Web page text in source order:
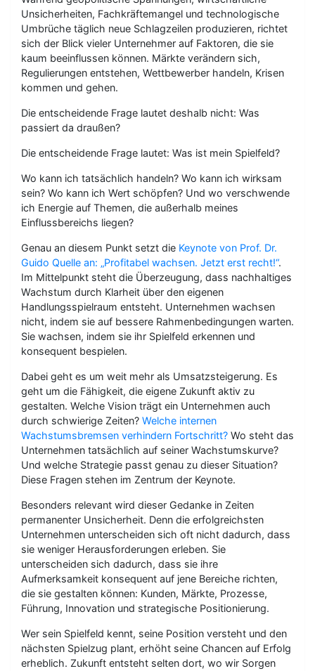
Unsicherheiten, Fachkräftemangel und technologische
Umbrüche täglich neue Schlagzeilen produzieren, richtet
sich der Blick vieler Unternehmer auf Faktoren, die sie
kaum beeinflussen können. Märkte verändern sich,
Regulierungen entstehen, Wettbewerber handeln, Krisen
kommen und gehen.
Die entscheidende Frage lautet deshalb nicht: Was
passiert da draußen?
Die entscheidende Frage lautet: Was ist mein Spielfeld?
Wo kann ich tatsächlich handeln? Wo kann ich wirksam
sein? Wo kann ich Wert schöpfen? Und wo verschwende
ich Energie auf Themen, die außerhalb meines
Einflussbereichs liegen?
Genau an diesem Punkt setzt die Keynote von Prof. Dr.
Guido Quelle an: „Profitabel wachsen. Jetzt erst recht!“.
Im Mittelpunkt steht die Überzeugung, dass nachhaltiges
Wachstum durch Klarheit über den eigenen
Handlungsspielraum entsteht. Unternehmen wachsen
nicht, indem sie auf bessere Rahmenbedingungen warten.
Sie wachsen, indem sie ihr Spielfeld erkennen und
konsequent bespielen.
Dabei geht es um weit mehr als Umsatzsteigerung. Es
geht um die Fähigkeit, die eigene Zukunft aktiv zu
gestalten. Welche Vision trägt ein Unternehmen auch
durch schwierige Zeiten? Welche internen
Wachstumsbremsen verhindern Fortschritt? Wo steht das
Unternehmen tatsächlich auf seiner Wachstumskurve?
Und welche Strategie passt genau zu dieser Situation?
Diese Fragen stehen im Zentrum der Keynote.
Besonders relevant wird dieser Gedanke in Zeiten
permanenter Unsicherheit. Denn die erfolgreichsten
Unternehmen unterscheiden sich oft nicht dadurch, dass
sie weniger Herausforderungen erleben. Sie
unterscheiden sich dadurch, dass sie ihre
Aufmerksamkeit konsequent auf jene Bereiche richten,
die sie gestalten können: Kunden, Märkte, Prozesse,
Führung, Innovation und strategische Positionierung.
Wer sein Spielfeld kennt, seine Position versteht und den
nächsten Spielzug plant, erhöht seine Chancen auf Erfolg
erheblich. Zukunft entsteht selten dort, wo wir Sorgen